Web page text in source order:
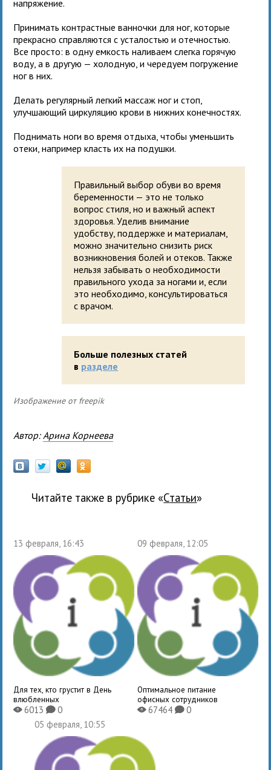
напряжение.
Принимать контрастные ванночки для ног, которые
прекрасно справляются с усталостью и отечностью.
Все просто: в одну емкость наливаем слегка горячую
воду, а в другую — холодную, и чередуем погружение
ног в них.
Делать регулярный легкий массаж ног и стоп,
улучшающий циркуляцию крови в нижних конечностях.
Поднимать ноги во время отдыха, чтобы уменьшить
отеки, например класть их на подушки.
Правильный выбор обуви во время
беременности — это не только
вопрос стиля, но и важный аспект
здоровья. Уделив внимание
удобству, поддержке и материалам,
можно значительно снизить риск
возникновения болей и отеков. Также
нельзя забывать о необходимости
правильного ухода за ногами и, если
это необходимо, консультироваться
с врачом.
Больше полезных статей
в разделе
Изображение от freepik
Автор: Арина Корнеева
Читайте также в рубрике « Статьи»
13 февраля, 16:43
Для тех, кто грустит в День
влюбленных
X6013K0
09 февраля, 12:05
Оптимальное питание
офисных сотрудников
X67464 K0
05 февраля, 10:55